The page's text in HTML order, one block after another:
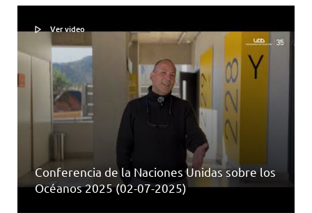
Ver video
Conferencia de la Naciones Unidas sobre los
Océanos 2025 (02-07-2025)